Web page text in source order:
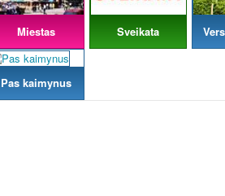
Miestas Sveikata
Pas kaimynus